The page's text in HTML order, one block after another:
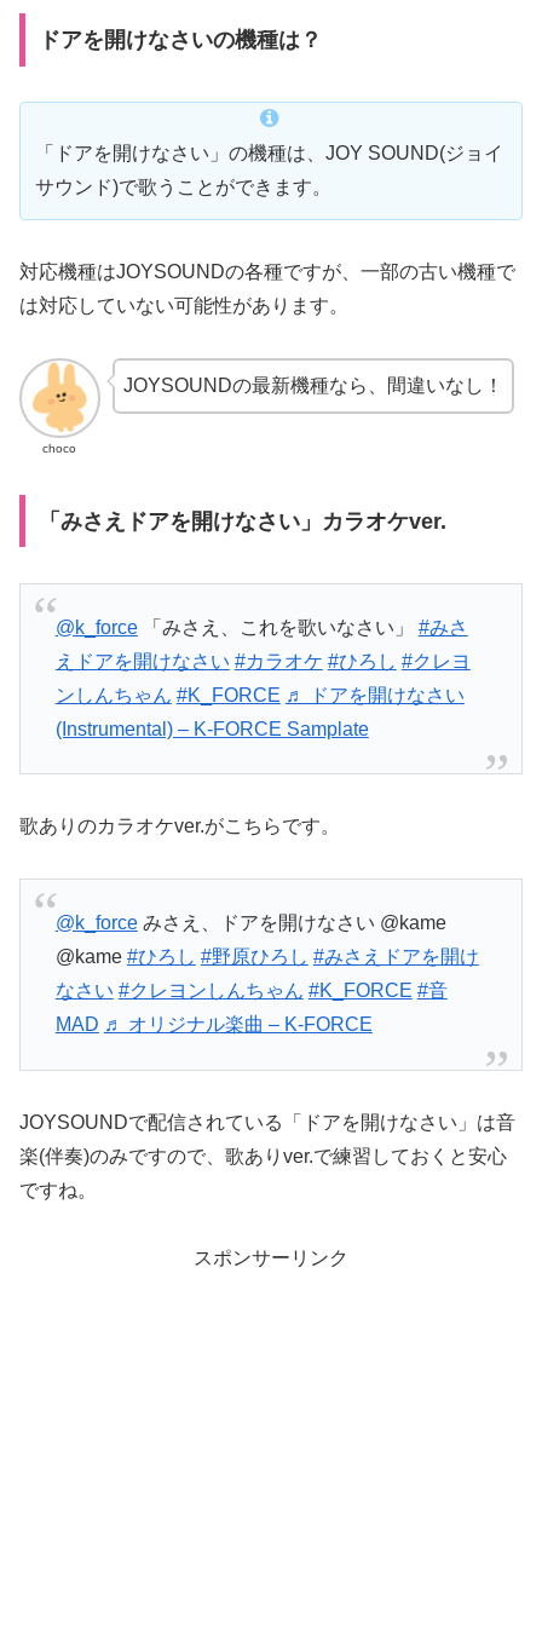
ドアを開けなさいの機種は？
「ドアを開けなさい」の機種は、JOY SOUND(ジョイ
サウンド)で歌うことができます。
対応機種はJOYSOUNDの各種ですが、一部の古い機種で
は対応していない可能性があります。
choco
JOYSOUNDの最新機種なら、間違いなし！
「みさえドアを開けなさい」カラオケver.
@k_force「みさえ、これを歌いなさい」 #みさ
えドアを開けなさい #カラオケ #ひろし #クレヨ
ンしんちゃん #K_FORCE ♬ ドアを開けなさい
(Instrumental) – K-FORCE Samplate
歌ありのカラオケver.がこちらです。
@k_forceみさえ、ドアを開けなさい @kame
@kame #ひろし #野原ひろし #みさえドアを開け
なさい #クレヨンしんちゃん #K_FORCE #音
MAD ♬ オリジナル楽曲 – K-FORCE
JOYSOUNDで配信されている「ドアを開けなさい」は音
楽(伴奏)のみですので、歌ありver.で練習しておくと安心
ですね。
スポンサーリンク